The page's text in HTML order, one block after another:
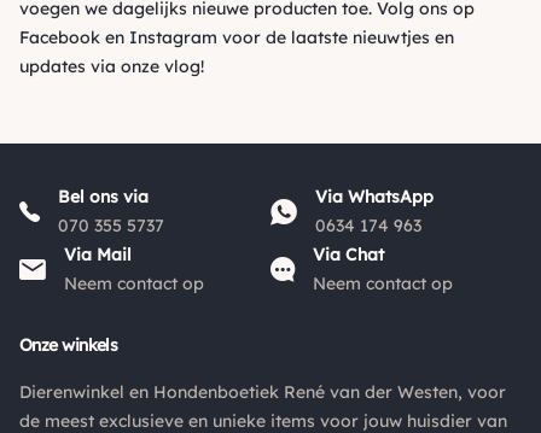
voegen we dagelijks nieuwe producten toe. Volg ons op
Facebook en Instagram voor de laatste nieuwtjes en
updates via onze vlog!
Bel ons via
070 355 5737
Via WhatsApp
0634 174 963
Via Mail
Neem contact op
Via Chat
Neem contact op
Onze winkels
Dierenwinkel en Hondenboetiek René van der Westen, voor
de meest exclusieve en unieke items voor jouw huisdier van